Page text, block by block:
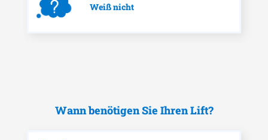
Weiß nicht
Wann benötigen Sie Ihren Lift?